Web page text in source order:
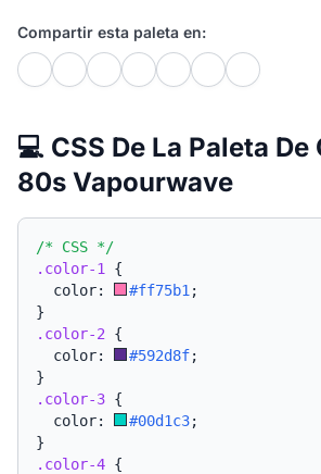
Compartir esta paleta en:
💻 CSS De La Paleta
80s Vapourwave
/* CSS */
.color-1
{
  color:
#ff75b1 ;
}
.color-2 {
  color:
#592d8f;
}
.color-3 {
  color:
#00d1c3;
}
.color-4 {